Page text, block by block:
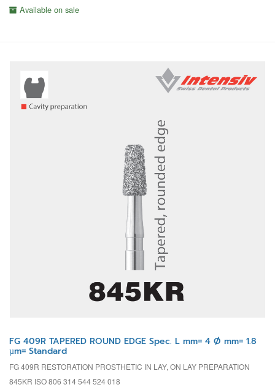
Available on sale
FG 409R TAPERED ROUND EDGE Spec. L mm= 4 Ø mm= 1.8
µm= Standard
FG 409R RESTORATION PROSTHETIC IN LAY, ON LAY PREPARATION
845KR ISO 806 314 544 524 018